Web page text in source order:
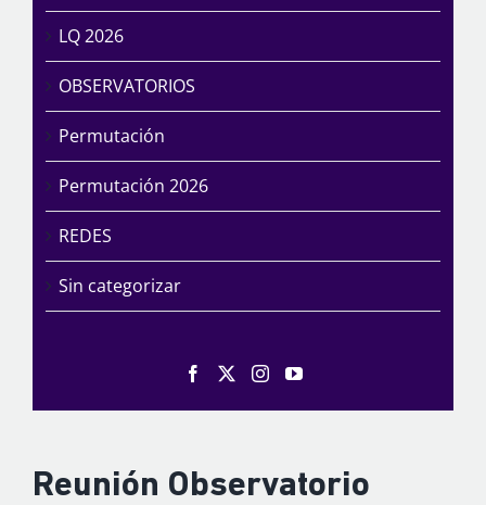
Reunión Observatorio
LQ 2026
OBSERVATORIOS
Permutación
Permutación 2026
REDES
Sin categorizar